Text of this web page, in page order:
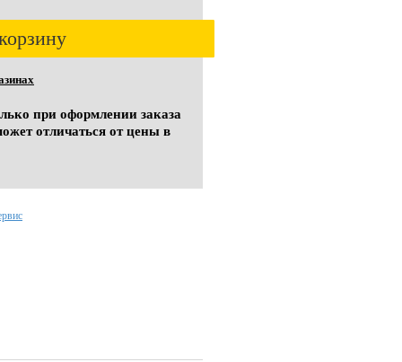
при оформлении заказа
отличаться от цены в